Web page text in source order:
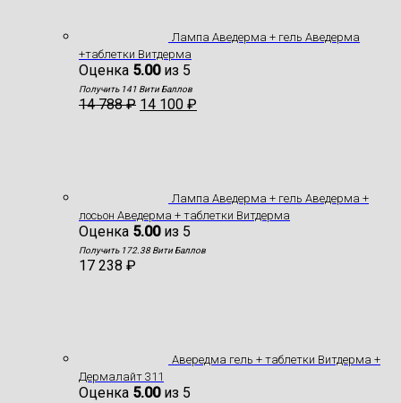
Лампа Аведерма + гель Аведерма
+таблетки Витдерма
Оценка 5.00из 5
Получить 141 Вити Баллов
14 788₽ 14 100 ₽
Лампа Аведерма + гель Аведерма +
лосьон Аведерма + таблетки Витдерма
Оценка 5.00из 5
Получить 172.38 Вити Баллов
17 238 ₽
Авередма гель + таблетки Витдерма +
Дермалайт 311
Оценка 5.00из 5